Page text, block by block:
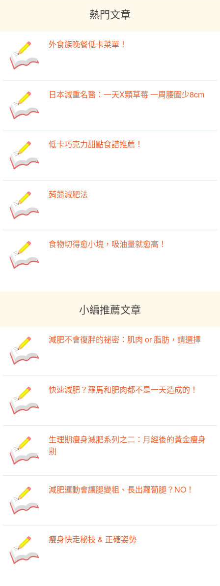
熱門文章
外食族晚餐低卡菜單！
日本減重名醫：一天X顆草莓 一周腰圍少8cm
低卡巧克力甜點食譜推薦！
蒟蒻減肥法
食物切得愈小塊，吸油量就愈高！
小編推薦文章
減肥不會復胖的祕密：肌肉 or 脂肪，請選擇
快速減肥？羅馬和肥肉都不是一天造成的！
生理期瘦身減肥系列之二：月經後的黃金瘦身
期
減肥運動會讓腿變粗、長出蘿蔔腿？NO！
瘦身快走秘技 & 正確姿勢